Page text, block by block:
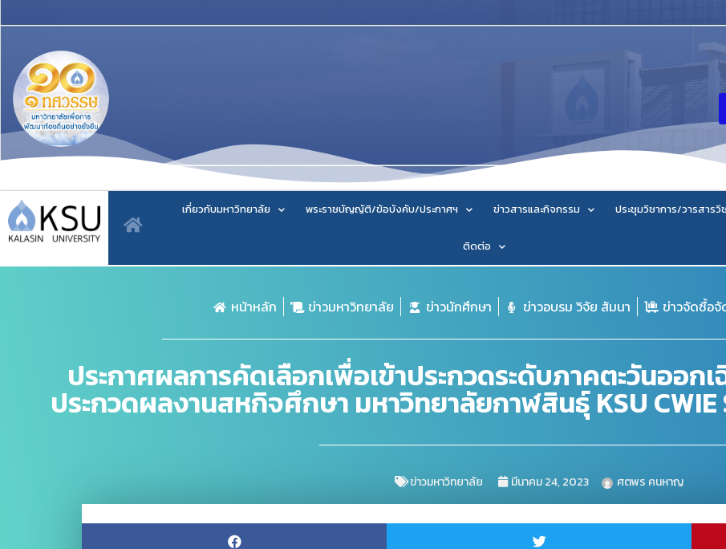
เกี่ยวกับมหาวิทยาลัย พระราชบัญญัติ/ข้อบังคับ/ประกาศฯ ข่าวสารและกิจกรรม ประชุมวิชาการ/วารสารวิ
ติดต่อ
หน้าหลัก ข่าวมหาวิทยาลัย ข่าวนักศึกษา ข่าวอบรม วิจัย สัมนา ข่าวจัดซื้อจั
ประกาศผลการคัดเลือกเพื่อเข้าประกวดระดับภาคตะวันออก
ประกวดผลงานสหกิจศึกษา มหาวิทยาลัยกาฬสินธุ์ KSU CWIE
ข่าวมหาวิทยาลัย มีนาคม 24, 2023 ศตพร คนหาญ